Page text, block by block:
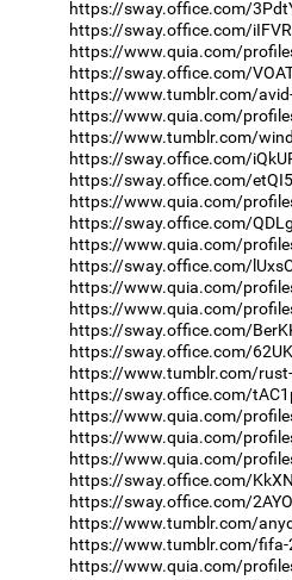
https://sway.office.com/
https://sway.office.com/
https://www.quia.com/
https://sway.office.com/
https://www.tumblr.com/
https://www.quia.com/
https://www.tumblr.com/
https://sway.office.com/
https://sway.office.com/
https://www.quia.com/
https://sway.office.com/
https://www.quia.com/
https://sway.office.com/
https://www.quia.com/
https://www.quia.com/
https://sway.office.com/
https://sway.office.com/
https://www.tumblr.com/
https://sway.office.com/
https://www.quia.com/
https://www.quia.com/
https://www.quia.com/
https://sway.office.com/
https://sway.office.com/
https://www.tumblr.com/
https://www.tumblr.com/fifa-
https://www.quia.com/